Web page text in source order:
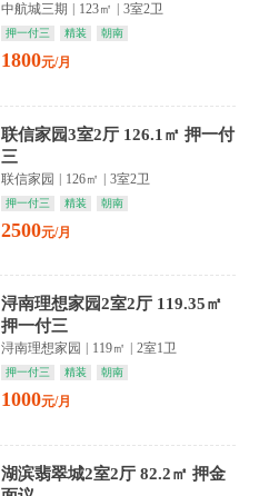
中航城三期 123㎡ 3室2卫
押一付三 精装 朝南
1800元/月
联信家园3室2厅 126.1㎡ 押一付
三
联信家园 126㎡ 3室2卫
押一付三 精装 朝南
2500元/月
浔南理想家园2室2厅 119.35㎡
押一付三
浔南理想家园 119㎡ 2室1卫
押一付三 精装 朝南
1000元/月
湖滨翡翠城2室2厅 82.2㎡ 押金